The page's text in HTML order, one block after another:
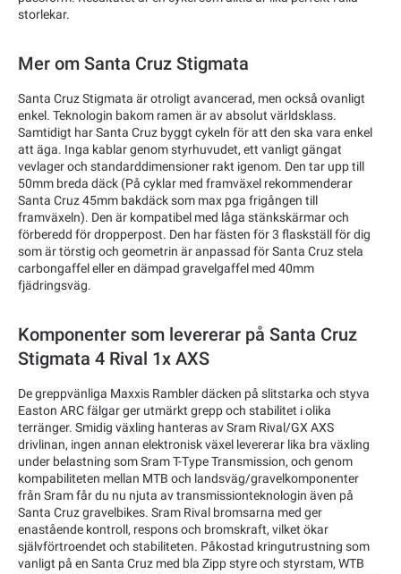
storlekar.
Mer om Santa Cruz Stigmata
Santa Cruz Stigmata är otroligt avancerad, men också ovanligt
enkel. Teknologin bakom ramen är av absolut världsklass.
Samtidigt har Santa Cruz byggt cykeln för att den ska vara enkel
att äga. Inga kablar genom styrhuvudet, ett vanligt gängat
vevlager och standarddimensioner rakt igenom. Den tar upp till
50mm breda däck (På cyklar med framväxel rekommenderar
Santa Cruz 45mm bakdäck som max pga frigången till
framväxeln). Den är kompatibel med låga stänkskärmar och
förberedd för dropperpost. Den har fästen för 3 flaskställ för dig
som är törstig och geometrin är anpassad för Santa Cruz stela
carbongaffel eller en dämpad gravelgaffel med 40mm
fjädringsväg.
Komponenter som levererar på Santa Cruz
Stigmata 4 Rival 1x AXS
De greppvänliga Maxxis Rambler däcken på slitstarka och styva
Easton ARC fälgar ger utmärkt grepp och stabilitet i olika
terränger. Smidig växling hanteras av Sram Rival/GX AXS
drivlinan, ingen annan elektronisk växel levererar lika bra växling
under belastning som Sram T-Type Transmission, och genom
kompabiliteten mellan MTB och landsväg/gravelkomponenter
från Sram får du nu njuta av transmissionteknologin även på
Santa Cruz gravelbikes. Sram Rival bromsarna med ger
enastående kontroll, respons och bromskraft, vilket ökar
självförtroendet och stabiliteten. Påkostad kringutrustning som
vanligt på en Santa Cruz med bla Zipp styre och styrstam, WTB